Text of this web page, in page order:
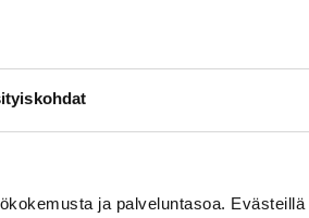
ja palveluntasoa.
WHATSAPP
alk.
SUOSIKKI